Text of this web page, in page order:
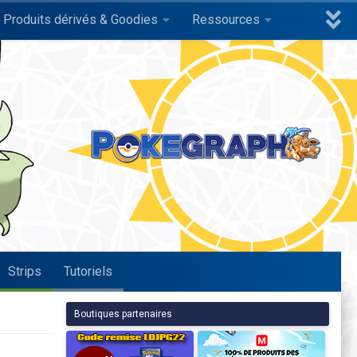
Produits dérivés & Goodies Ressources
Strips Tutoriels
Boutiques partenaires